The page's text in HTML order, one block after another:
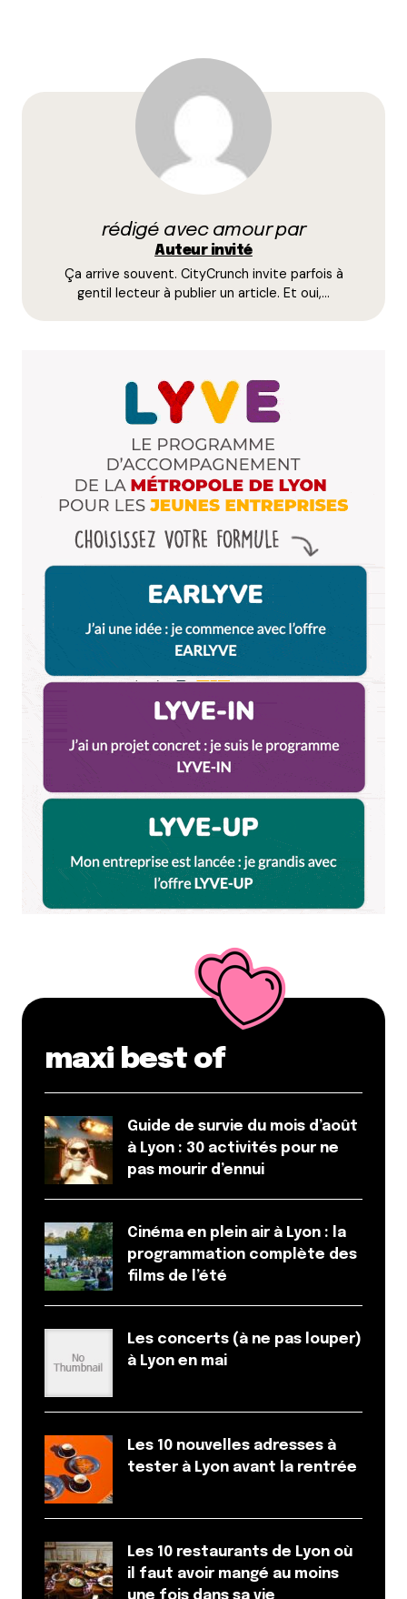
rédigé avec amour par
Auteur invité
Ça arrive souvent. CityCrunch invite parfois à
gentil lecteur à publier un article. Et oui,…
maxi best of
Guide de survie du mois d’août
à Lyon : 30 activités pour ne
pas mourir d’ennui
Cinéma en plein air à Lyon : la
programmation complète des
films de l’été
Les concerts (à ne pas louper)
à Lyon en mai
Les 10 nouvelles adresses à
tester à Lyon avant la rentrée
Les 10 restaurants de Lyon où
il faut avoir mangé au moins
une fois dans sa vie